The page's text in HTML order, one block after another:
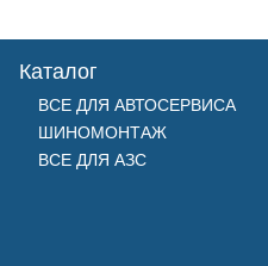
Каталог
ВСЕ ДЛЯ АВТОСЕРВИСА
ШИНОМОНТАЖ
ВСЕ ДЛЯ АЗС